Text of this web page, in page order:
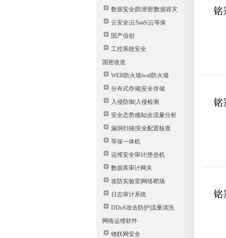
数据安全|防泄密|数据容灾
云安全|云SaaS|云等保
国产信创
工控系统安全
国密改造
WEB防火墙|waf防火墙
分布式存储|安全存储
入侵防御|入侵检测
安全态势感知|全流量分析
漏洞扫描|安全配置核查
等保一体机
运维安全审计|堡垒机
数据库审计网关
攻防实验室|网络靶场
日志审计系统
DDoS攻击防护|流量清洗
网络运维软件
物联网安全